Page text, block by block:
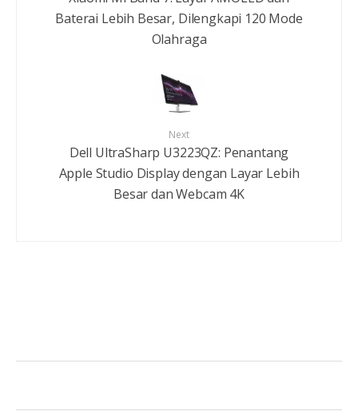
Baterai Lebih Besar, Dilengkapi 120 Mode
Olahraga
Next
Dell UltraSharp U3223QZ: Penantang
Apple Studio Display dengan Layar Lebih
Besar dan Webcam 4K